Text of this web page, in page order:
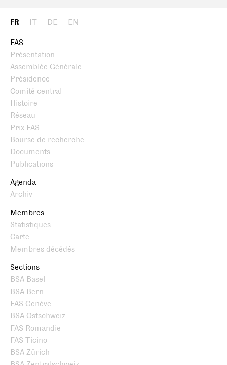
FR IT DE EN
FAS
Présentation
Assemblée Générale
Présidence
Comité central
Histoire
Réseau
Prix FAS
Bourse de recherche
Documents
Publications
Agenda
Archiv
Membres
Statistiques
Carte
Membres décédés
Sections
BSA Basel
BSA Bern
FAS Genève
BSA Ostschweiz
FAS Romandie
FAS Ticino
BSA Zürich